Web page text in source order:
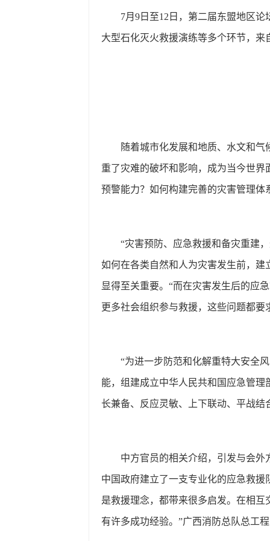
7月9日至12日，第二届东盟地区
大型石化灭火救援演练等多个环节，来
随着城市化发展和地质、水文和
重了灾难的破坏和影响，成为当今世
预警能力？如何构建完善的灾害管理
“灾害预防、应急救援和备灾重建
如何在各类自然和人为灾害发生前，
显得至关重要。“而在灾害发生后的应
更多社会组织参与救援，这些问题都
“为进一步防范和化解重特大安全
能，组建成立中华人民共和国应急管
长兼备、反应灵敏、上下联动、平战
中方官员的相关介绍，引发与会
中国政府建立了一支专业化的应急救
是救援理念，都带来很多启发。在相
有许多成功经验。”广西消防总队总工